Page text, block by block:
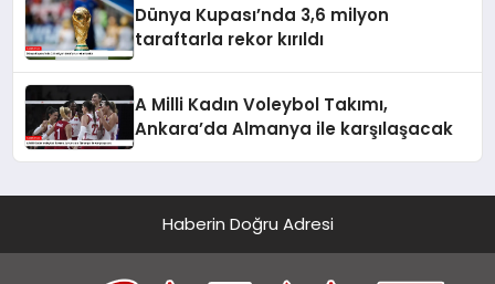
Dünya Kupası’nda 3,6 milyon
taraftarla rekor kırıldı
A Milli Kadın Voleybol Takımı,
Ankara’da Almanya ile karşılaşacak
Haberin Doğru Adresi